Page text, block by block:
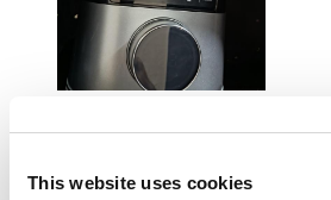
This website uses cookies